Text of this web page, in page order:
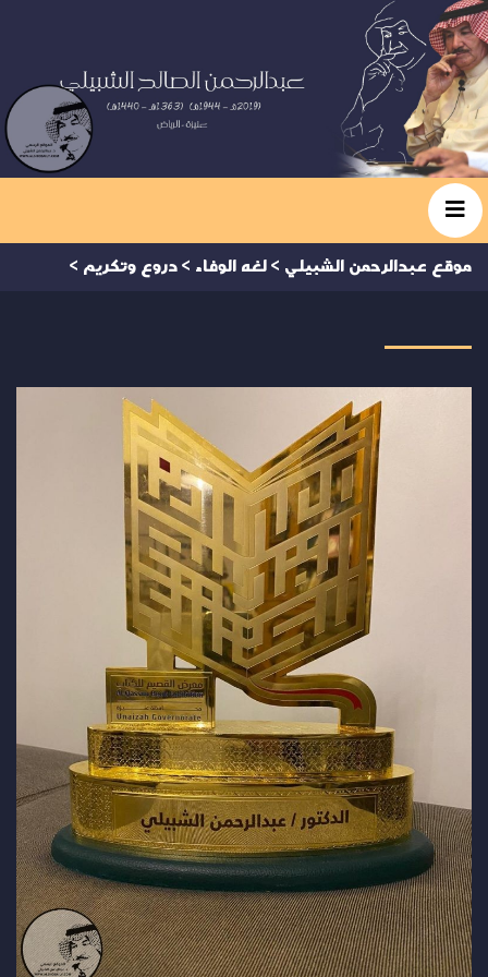
موقع عبدالرحمن الشبيلي > لغه الوفاء > دروع وتكريم >